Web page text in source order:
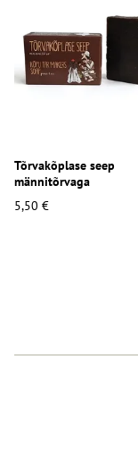
Tõrvakõplase seep
männitõrvaga
5,50 €